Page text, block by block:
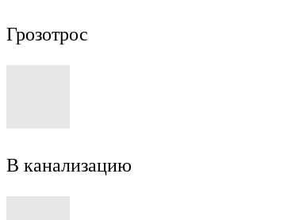
Грозотрос
В канализацию